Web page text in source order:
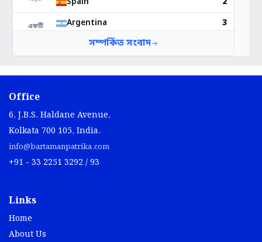
Office
6, J.B.S. Haldane Avenue,
Kolkata 700 105, India.
info@bartamanpatrika.com
+91 - 33 2251 3292 / 93
Links
Home
About Us